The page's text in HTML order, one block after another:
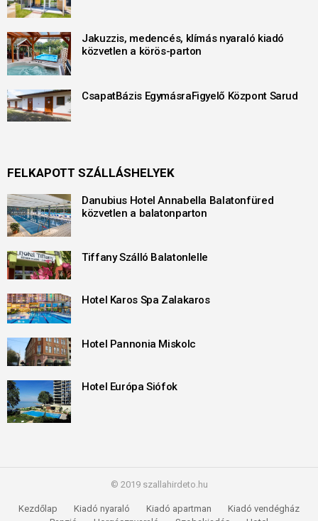
Jakuzzis, medencés, klímás nyaraló kiadó
közvetlen a körös-parton
CsapatBázis EgymásraFigyelő Központ Sarud
FELKAPOTT SZÁLLÁSHELYEK
Danubius Hotel Annabella Balatonfüred
közvetlen a balatonparton
Tiffany Szálló Balatonlelle
Hotel Karos Spa Zalakaros
Hotel Pannonia Miskolc
Hotel Európa Siófok
© 2019 szallahirdeto.hu
Kezdőlap Kiadó nyaraló Kiadó apartman
Kiadó vendégház